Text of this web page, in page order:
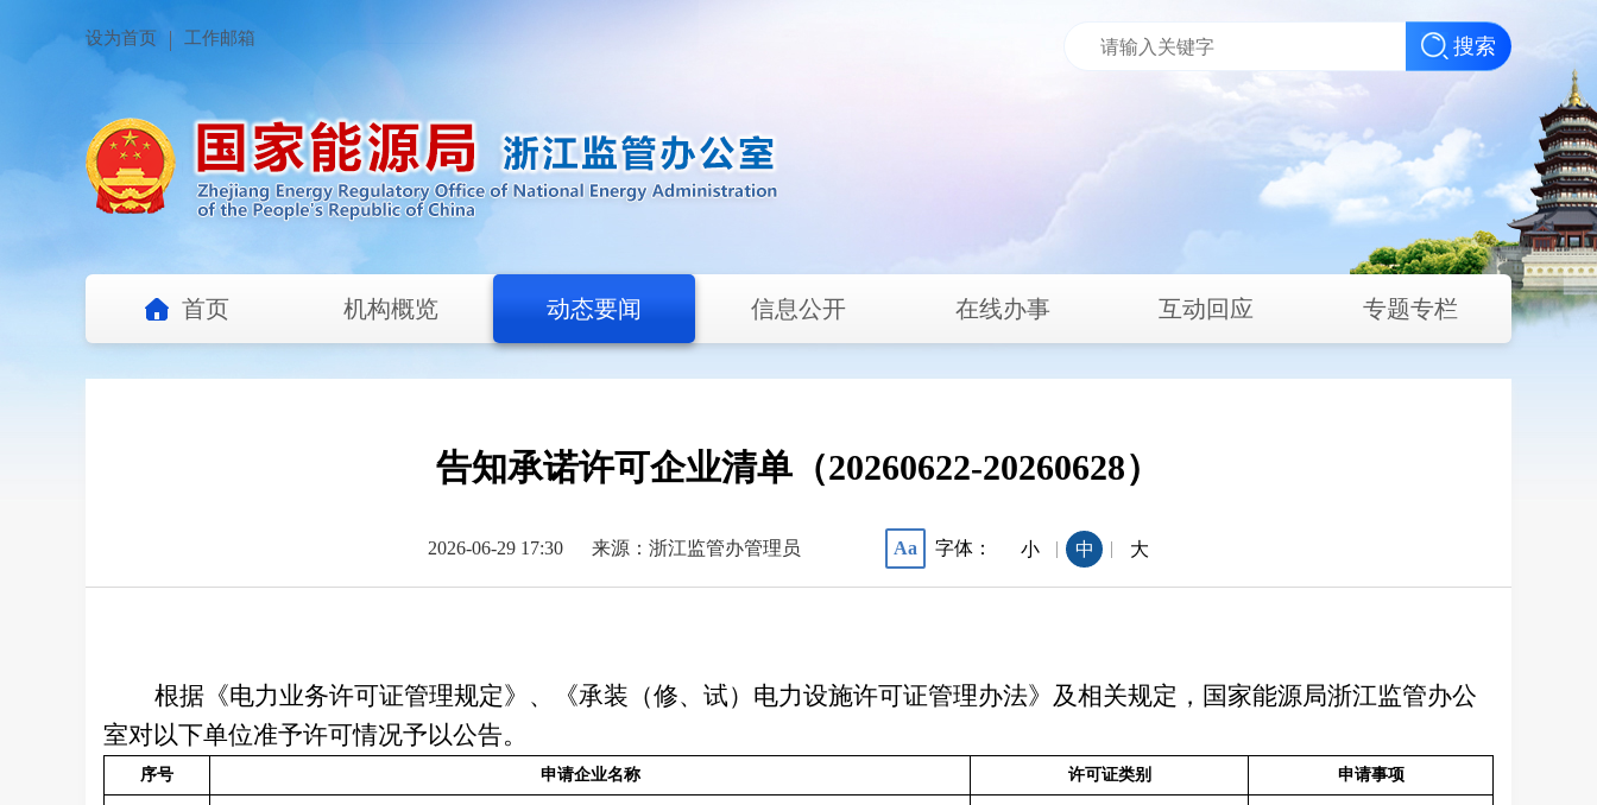
设为首页 工作邮箱 搜索
首页 机构概览 动态要闻 信息公开 在线办事 互动回应 专题专栏
告知承诺许可企业清单（20260622-20260628）
2026-06-29 17:30 来源：浙江监管办管理员 Aa 字体： 小 | 中 | 大
根据《电力业务许可证管理规定》、《承装（修、试）电力设施许可证管理办法》及相关规定，国家能源局浙江监管办公
室对以下单位准予许可情况予以公告。
序号 申请企业名称 许可证类别 申请事项